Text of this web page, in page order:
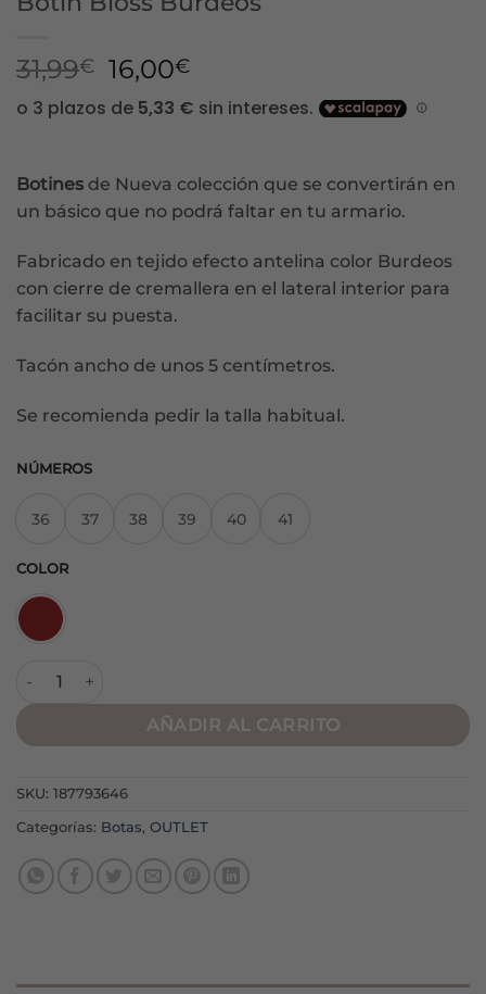
31,99€
El
precio
original
31,99€.
16,00€El
precio
actual
16,00€.
Botines de Nueva colección que se convertirán en
un básico que no podrá faltar en tu armario.
Fabricado en tejido efecto antelina color Burdeos
con cierre de cremallera en el lateral interior para
facilitar su puesta.
Tacón ancho de unos 5 centímetros.
Se recomienda pedir la talla habitual.
NÚMEROS
36 37 38 39 40 41
COLOR
AÑADIR AL CARRITO
SKU: 187793646
Categorías: Botas, OUTLET